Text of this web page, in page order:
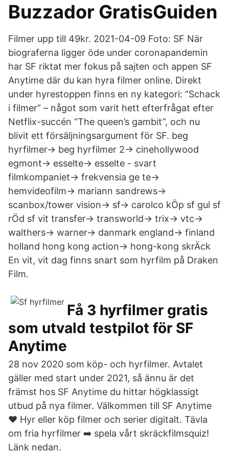
Buzzador GratisGuiden
Filmer upp till 49kr. 2021-04-09 Foto: SF När
biograferna ligger öde under coronapandemin
har SF riktat mer fokus på sajten och appen SF
Anytime där du kan hyra filmer online. Direkt
under hyrestoppen finns en ny kategori: ”Schack
i filmer” – något som varit hett efterfrågat efter
Netflix-succén ”The queen’s gambit”, och nu
blivit ett försäljningsargument för SF. beg
hyrfilmer-> beg hyrfilmer 2-> cinehollywood
egmont-> esselte-> esselte - svart
filmkompaniet-> frekvensia ge te->
hemvideofilm-> mariann sandrews->
scanbox/tower vision-> sf-> carolco kÖp sf gul sf
rÖd sf vit transfer-> transworld-> trix-> vtc->
walthers-> warner-> danmark england-> finland
holland hong kong action-> hong-kong skrÄck
En vit, vit dag finns snart som hyrfilm på Draken
Film.
Få 3 hyrfilmer gratis
som utvald testpilot för SF
Anytime
28 nov 2020 som köp- och hyrfilmer. Avtalet
gäller med start under 2021, så ännu är det
främst hos SF Anytime du hittar högklassigt
utbud på nya filmer. Välkommen till SF Anytime
❤ Hyr eller köp filmer och serier digitalt. Tävla
om fria hyrfilmer ➡️ spela vårt skräckfilmsquiz!
Länk nedan.